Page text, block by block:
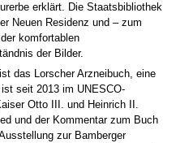
erklärt. Die Staatsbibliothek
Neuen Residenz und – zum
komfortablen
der Bilder.
das Lorscher Arzneibuch, eine
seit 2013 im UNESCO-
Otto III. und Heinrich II.
und der Kommentar zum Buch
zur Bamberger